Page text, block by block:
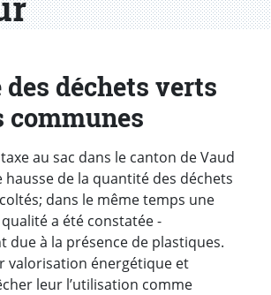
des déchets verts
communes
au sac dans le canton de Vaud
de la quantité des déchets
dans le même temps une
a été constatée -
due à la présence de plastiques.
valorisation énergétique et
leur l’utilisation comme